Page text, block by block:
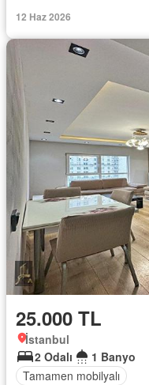
12 Haz 2026
25.000 TL
İstanbul
2 Odalı
1 Banyo
Tamamen mobilyalı